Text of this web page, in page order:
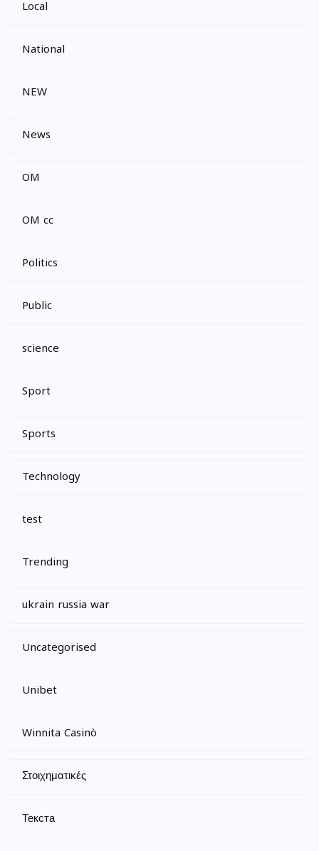
Local
National
NEW
News
OM
OM cc
Politics
Public
science
Sport
Sports
Technology
test
Trending
ukrain russia war
Uncategorised
Unibet
Winnita Casinò
Στοιχηματικές
Текста